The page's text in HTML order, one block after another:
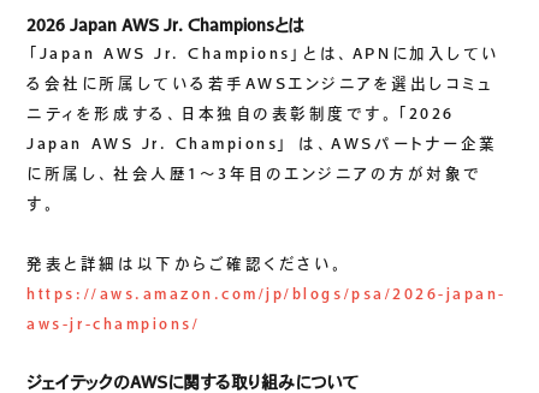
2026 Japan AWS Jr. Championsとは
「Japan AWS Jr. Champions」とは、APNに加入してい
る会社に所属している若手AWSエンジニアを選出しコミュ
ニティを形成する、日本独自の表彰制度です。「2026
Japan AWS Jr. Champions」 は、AWSパートナー企業
に所属し、社会人歴1～3年目のエンジニアの方が対象で
す。
発表と詳細は以下からご確認ください。
https://aws.amazon.com/jp/blogs/psa/2026-japan-
aws-jr-champions/
ジェイテックのAWSに関する取り組みについて